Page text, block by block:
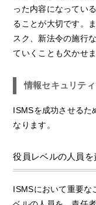
った内容になってい
ることが大切です。
スク、新法令の施行
ていくことも欠かせま
情報セキュリテ
ISMSを成功させるた
なります。
役員レベルの人員を
ISMSにおいて重要な